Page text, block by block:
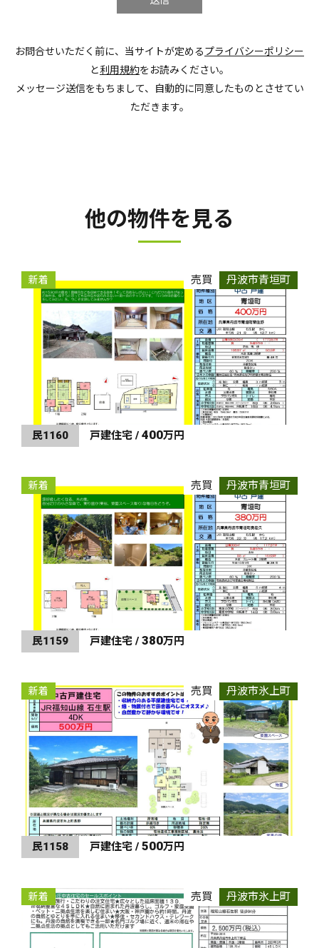
お問合せいただく前に、当サイトが定めるプライバシーポリシー
と利用規約をお読みください。
メッセージ送信をもちまして、自動的に同意したものとさせてい
ただきます。
他の物件を見る
新着 売買 丹波市青垣町
民1160 戸建住宅 / 400万円
新着 売買 丹波市青垣町
民1159 戸建住宅 / 380万円
新着 売買 丹波市氷上町
民1158 戸建住宅 / 500万円
新着 売買 丹波市氷上町